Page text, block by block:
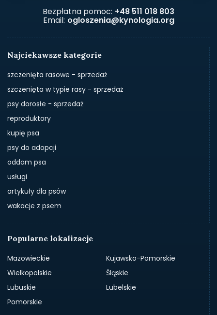
Bezpłatna pomoc: +48 511 018 803
Email: ogloszenia@kynologia.org
Najciekawsze kategorie
szczenięta rasowe - sprzedaż
szczenięta w typie rasy - sprzedaż
psy dorosłe - sprzedaż
reproduktory
kupię psa
psy do adopcji
oddam psa
usługi
artykuły dla psów
wakacje z psem
Popularne lokalizacje
Mazowieckie
Kujawsko-Pomorskie
Wielkopolskie
Śląskie
Lubuskie
Lubelskie
Pomorskie